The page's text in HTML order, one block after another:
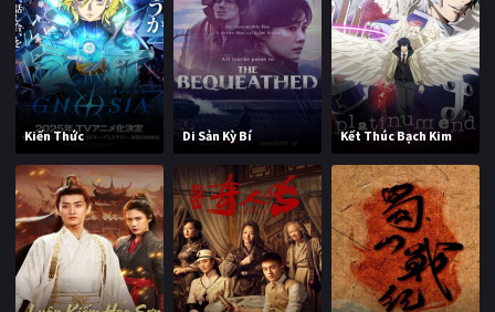
Kiến Thức Di Sản Kỳ Bí Kết Thúc Bạch Kim